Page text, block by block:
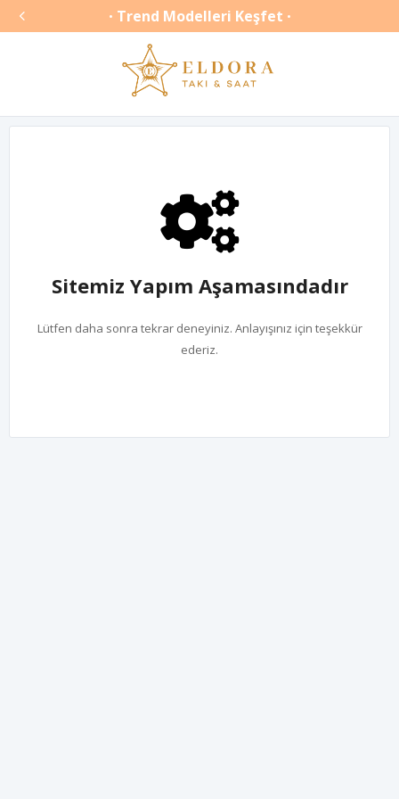
 • Trend Modelleri Keşfet •
Sitemiz Yapım Aşamasındadır
Lütfen daha sonra tekrar deneyiniz. Anlayışınız için teşekkür
ederiz.